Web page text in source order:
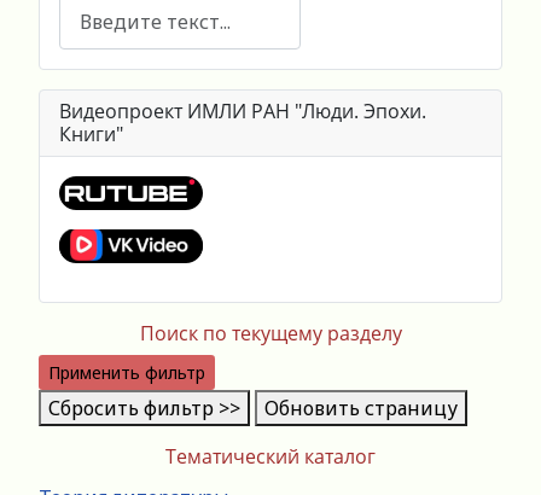
Тематический каталог
Поиск
Видеопроект ИМЛИ РАН "Люди. Эпохи.
Книги"
Поиск по текущему разделу
Применить фильтр
Сбросить фильтр >> Обновить страницу